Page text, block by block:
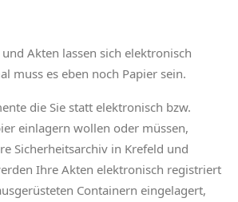
Akten lassen sich elektronisch
muss es eben noch Papier sein.
die Sie statt elektronisch bzw.
einlagern wollen oder müssen,
Sicherheitsarchiv in Krefeld und
Ihre Akten elektronisch registriert
Containern eingelagert,